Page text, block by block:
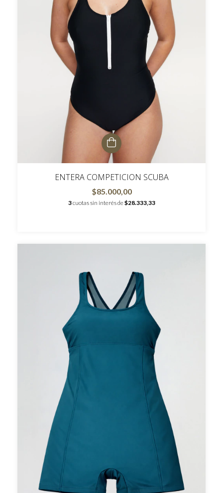
ENTERA COMPETICION SCUBA
$85.000,00
3cuotas sin interés de$28.333,33